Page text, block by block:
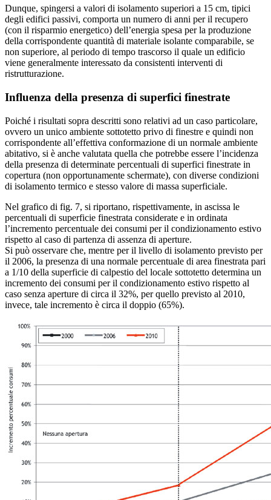
Dunque, spingersi a valori di isolamento superiori a 15 cm, tipici
degli edifici passivi, comporta un numero di anni per il recupero
(con il risparmio energetico) dell’energia spesa per la produzione
della corrispondente quantità di materiale isolante comparabile, se
non superiore, al periodo di tempo trascorso il quale un edificio
viene generalmente interessato da consistenti interventi di
ristrutturazione.
Influenza della presenza di superfici finestrate
Poiché i risultati sopra descritti sono relativi ad un caso particolare,
ovvero un unico ambiente sottotetto privo di finestre e quindi non
corrispondente all’effettiva conformazione di un normale ambiente
abitativo, si è anche valutata quella che potrebbe essere l’incidenza
della presenza di determinate percentuali di superfici finestrate in
copertura (non opportunamente schermate), con diverse condizioni
di isolamento termico e stesso valore di massa superficiale.
Nel grafico di fig. 7, si riportano, rispettivamente, in ascissa le
percentuali di superficie finestrata considerate e in ordinata
l’incremento percentuale dei consumi per il condizionamento estivo
rispetto al caso di partenza di assenza di aperture.
Si può osservare che, mentre per il livello di isolamento previsto per
il 2006, la presenza di una normale percentuale di area finestrata pari
a 1/10 della superficie di calpestio del locale sottotetto determina un
incremento dei consumi per il condizionamento estivo rispetto al
caso senza aperture di circa il 32%, per quello previsto al 2010,
invece, tale incremento è circa il doppio (65%).